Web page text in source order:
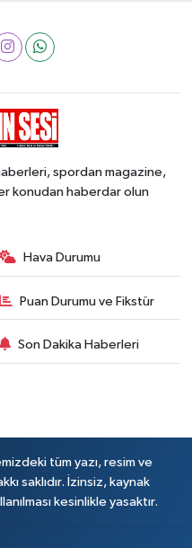
spordan magazine,
konudan haberdar olun
Hava Durumu
Puan Durumu ve Fikstür
Son Dakika Haberleri
tüm yazı, resim ve
saklıdır. İzinsiz, kaynak
kesinlikle yasaktır.